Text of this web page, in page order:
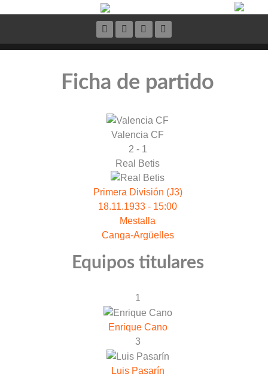
Ficha de partido
Valencia CF
2 - 1
Real Betis
Primera División (J3)
18.11.1933 - 15:00
Mestalla
Canga-Argüelles
Equipos titulares
1
Enrique Cano
3
Luis Pasarín